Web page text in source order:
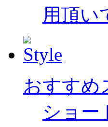
用頂い
おすすめ
ショー